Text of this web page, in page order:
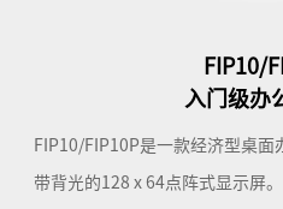
FIP10/
入门级办
FIP10/FIP10P是一款经济型桌面
带背光的128 x 64点阵式显示屏